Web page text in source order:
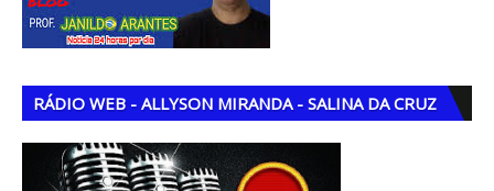
RÁDIO WEB - ALLYSON MIRANDA - SALINA DA CRUZ